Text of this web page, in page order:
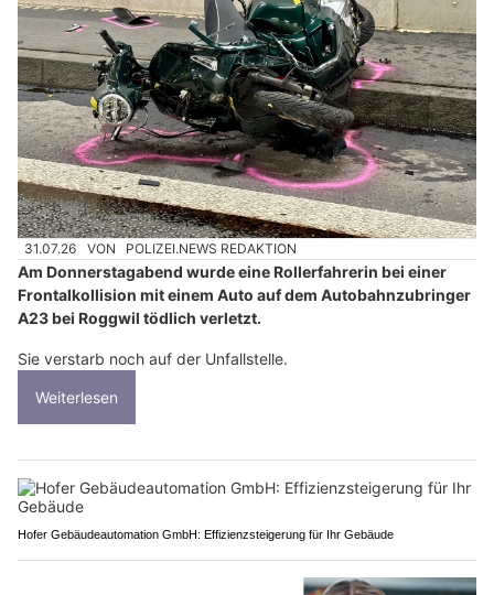
31.07.26 VON POLIZEI.NEWS REDAKTION
Am Donnerstagabend wurde eine Rollerfahrerin bei einer
Frontalkollision mit einem Auto auf dem Autobahnzubringer
A23 bei Roggwil tödlich verletzt.
Sie verstarb noch auf der Unfallstelle.
Weiterlesen
Hofer Gebäudeautomation GmbH: Effizienzsteigerung für Ihr Gebäude